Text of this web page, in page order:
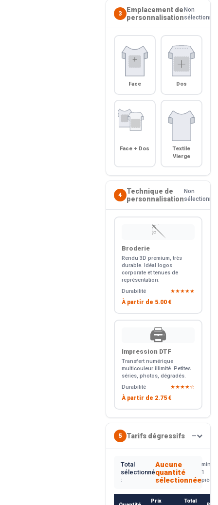
3
Emplacement de
personnalisation
Non
sélectionné
Face Dos
Face + Dos
Textile
Vierge
4
Technique de
personnalisation
Non
sélectionné
🪡
Broderie
Rendu 3D premium, très
durable. Idéal logos
corporate et tenues de
représentation.
Durabilité
★★★★★
À partir de 5.00 €
🖨️
Impression DTF
Transfert numérique
multicouleur illimité. Petites
séries, photos, dégradés.
Durabilité
★★★★☆
À partir de 2.75 €
5 Tarifs dégressifs —
Total
sélectionné
:
Aucune
quantité
sélectionnée
min.
1
pièce
Prix Total